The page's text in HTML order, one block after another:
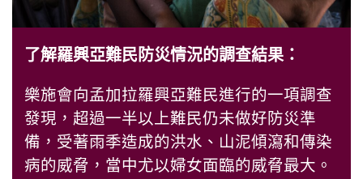
了解羅興亞難民防災情況的調查結果：
樂施會向孟加拉羅興亞難民進行的一項調查
發現，超過一半以上難民仍未做好防災準
備，受著雨季造成的洪水、山泥傾瀉和傳染
病的威脅，當中尤以婦女面臨的威脅最大。